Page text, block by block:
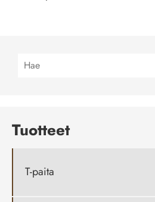
Tuotteet
T-paita